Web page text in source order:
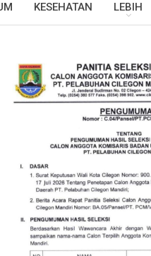
KESEHATAN LEBIH